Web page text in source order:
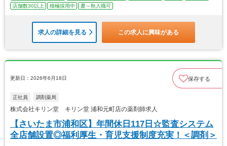
店舗数30以上
積極採用中 夏～秋入職可
求人の詳細を見る この求人に興味がある
更新日：2026年6月18日 保存する
正社員 調剤薬局
株式会社キリン堂 キリン堂 浦和元町店の薬剤師求人
【さいたま市浦和区】年間休日117日☆監査システム
全店舗設置◎福利厚生・育児支援制度充実！＜調剤＞